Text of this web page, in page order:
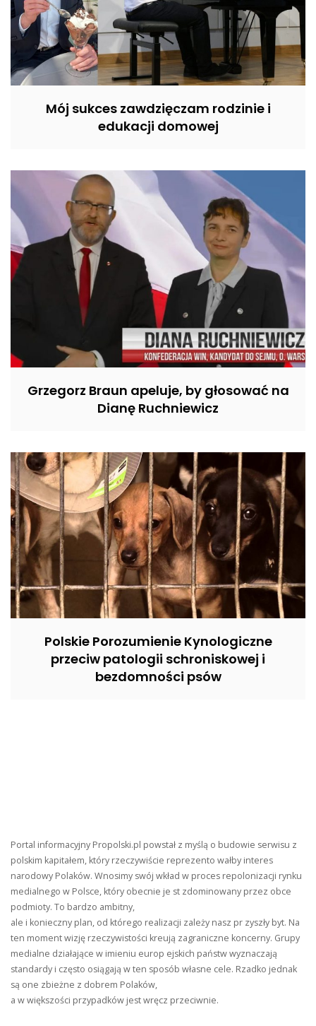
Mój sukces zawdzięczam rodzinie i
edukacji domowej
Grzegorz Braun apeluje, by głosować na
Dianę Ruchniewicz
Polskie Porozumienie Kynologiczne
przeciw patologii schroniskowej i
bezdomności psów
Portal informacyjny Propolski.pl powstał z myślą o budowie serwisu z
polskim kapitałem, który rzeczywiście reprezento wałby interes
narodowy Polaków. Wnosimy swój wkład w proces repolonizacji rynku
medialnego w Polsce, który obecnie je st zdominowany przez obce
podmioty. To bardzo ambitny,
ale i konieczny plan, od którego realizacji zależy nasz pr zyszły byt. Na
ten moment wizję rzeczywistości kreują zagraniczne koncerny. Grupy
medialne działające w imieniu europ ejskich państw wyznaczają
standardy i często osiągają w ten sposób własne cele. Rzadko jednak
są one zbieżne z dobrem Polaków,
a w większości przypadków jest wręcz przeciwnie.